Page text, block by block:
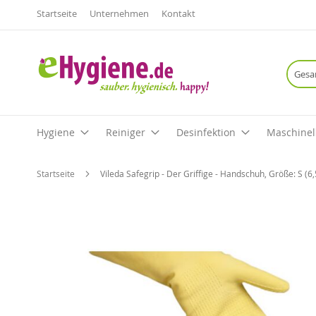
Startseite Unternehmen Kontakt
Hygiene Reiniger Desinfektion
Startseite Vileda Safegrip - Der Griffige - Handschuh, Größe: S